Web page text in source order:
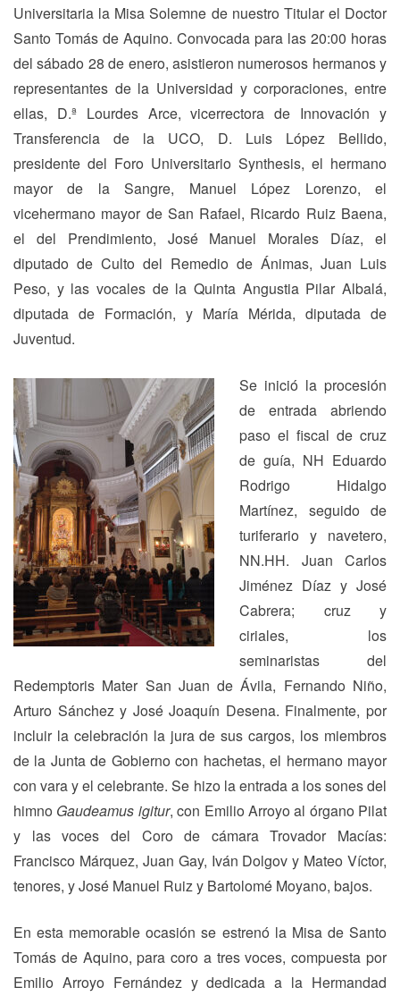
Universitaria la Misa Solemne de nuestro Titular el Doctor
Santo Tomás de Aquino. Convocada para las 20:00 horas
del sábado 28 de enero, asistieron numerosos hermanos y
representantes de la Universidad y corporaciones, entre
ellas, D.ª Lourdes Arce, vicerrectora de Innovación y
Transferencia de la UCO, D. Luis López Bellido,
presidente del Foro Universitario Synthesis, el hermano
mayor de la Sangre, Manuel López Lorenzo, el
vicehermano mayor de San Rafael, Ricardo Ruiz Baena,
el del Prendimiento, José Manuel Morales Díaz, el
diputado de Culto del Remedio de Ánimas, Juan Luis
Peso, y las vocales de la Quinta Angustia Pilar Albalá,
diputada de Formación, y María Mérida, diputada de
Juventud.
Se inició la procesión
de entrada abriendo
paso el fiscal de cruz
de guía, NH Eduardo
Rodrigo Hidalgo
Martínez, seguido de
turiferario y navetero,
NN.HH. Juan Carlos
Jiménez Díaz y José
Cabrera; cruz y
ciriales, los
seminaristas del
Redemptoris Mater San Juan de Ávila, Fernando Niño,
Arturo Sánchez y José Joaquín Desena. Finalmente, por
incluir la celebración la jura de sus cargos, los miembros
de la Junta de Gobierno con hachetas, el hermano mayor
con vara y el celebrante. Se hizo la entrada a los sones del
himno Gaudeamus igitur, con Emilio Arroyo al órgano Pilat
y las voces del Coro de cámara Trovador Macías:
Francisco Márquez, Juan Gay, Iván Dolgov y Mateo Víctor,
tenores, y José Manuel Ruiz y Bartolomé Moyano, bajos.
En esta memorable ocasión se estrenó la Misa de Santo
Tomás de Aquino, para coro a tres voces, compuesta por
Emilio Arroyo Fernández y dedicada a la Hermandad